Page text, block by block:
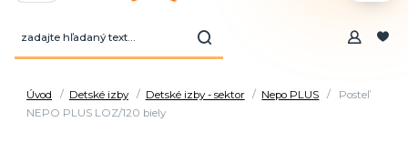
Úvod Detské izby Detské izby - sektor Nepo PLUS
Posteľ
NEPO PLUS LOZ/120 biely